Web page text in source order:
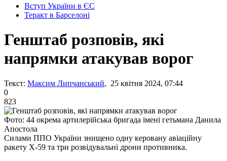
Вступ України в ЄС
Теракт в Барселоні
Генштаб розповів, які
напрямки атакував ворог
Текст: Максим Липчанський, 25 квітня 2024, 07:44
0
823
Фото: 44 окрема артилерійська бригада імені гетьмана Данила
Апостола
Силами ППО України знищено одну керовану авіаційну
ракету Х-59 та три розвідувальні дрони противника.